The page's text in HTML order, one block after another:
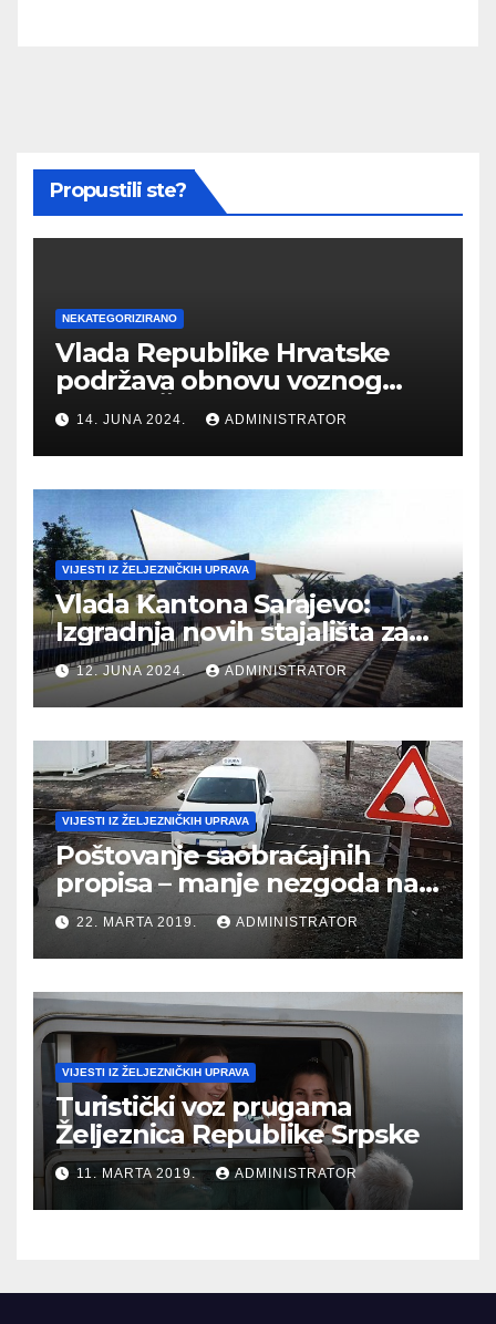
Propustili ste?
NEKATEGORIZIRANO
Vlada Republike Hrvatske
podržava obnovu voznog
parka HŽ Infrastrukture i
Putničkog prijevoza
14. JUNA 2024. ADMINISTRATOR
VIJESTI IZ ŽELJEZNIČKIH UPRAVA
Vlada Kantona Sarajevo:
Izgradnja novih stajališta za
vozove u Kantonu Sarajevo
12. JUNA 2024. ADMINISTRATOR
VIJESTI IZ ŽELJEZNIČKIH UPRAVA
Poštovanje saobraćajnih
propisa – manje nezgoda na
putnim prelazima
22. MARTA 2019. ADMINISTRATOR
VIJESTI IZ ŽELJEZNIČKIH UPRAVA
Turistički voz prugama
Željeznica Republike Srpske
11. MARTA 2019. ADMINISTRATOR